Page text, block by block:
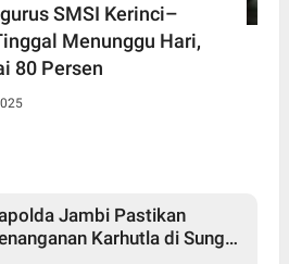
SMSI Kerinci–
Menunggu Hari,
80 Persen
Jambi Pastikan
Karhutla di Sungai